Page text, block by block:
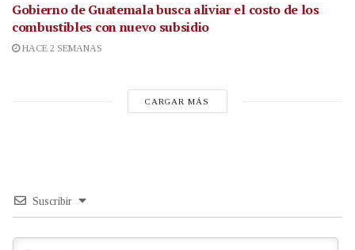
Gobierno de Guatemala busca aliviar el costo de los
combustibles con nuevo subsidio
HACE 2 SEMANAS
CARGAR MÁS
Suscribir